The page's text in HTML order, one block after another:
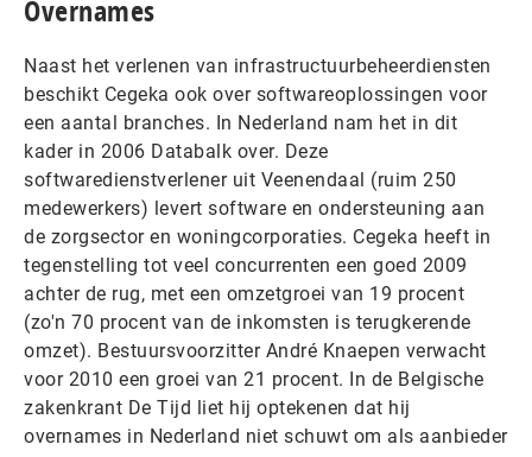
Overnames
Naast het verlenen van infrastructuurbeheerdiensten
beschikt Cegeka ook over softwareoplossingen voor
een aantal branches. In Nederland nam het in dit
kader in 2006 Databalk over. Deze
softwaredienstverlener uit Veenendaal (ruim 250
medewerkers) levert software en ondersteuning aan
de zorgsector en woningcorporaties. Cegeka heeft in
tegenstelling tot veel concurrenten een goed 2009
achter de rug, met een omzetgroei van 19 procent
(zo'n 70 procent van de inkomsten is terugkerende
omzet). Bestuursvoorzitter André Knaepen verwacht
voor 2010 een groei van 21 procent. In de Belgische
zakenkrant De Tijd liet hij optekenen dat hij
overnames in Nederland niet schuwt om als aanbieder